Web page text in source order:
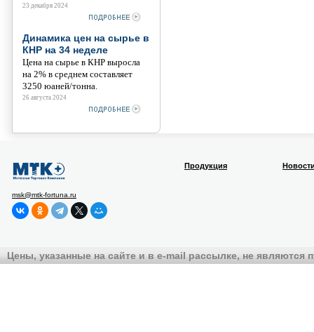
23 декабря 2024
Динамика цен на сырье в
КНР на 34 неделе
Цена на сырье в КНР выросла
на 2% в среднем составляет
3250 юаней/тонна.
26 августа 2024
msk@mtk-fortuna.ru
Продукция
Цены, указанные на сайте и в e-mail рассылке, не являются